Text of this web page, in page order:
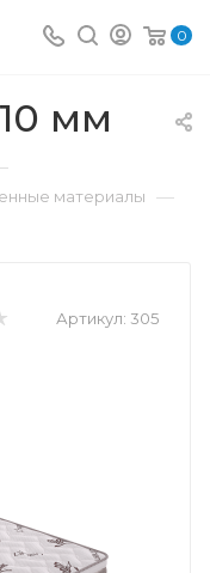
0
мм
материалы —
Артикул: 305